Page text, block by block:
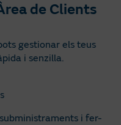
de Clients
gestionar els teus
i senzilla.
i fer-